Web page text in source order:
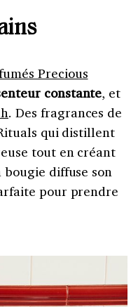
Precious
constante, et
. Des fragrances de
qui distillent
tout en créant
diffuse son
pour prendre